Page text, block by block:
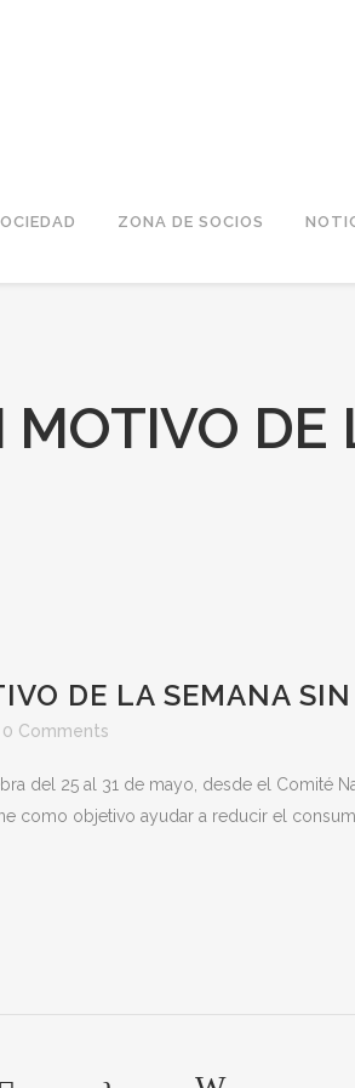
ZONA DE SOCIOS
MOTIVO
DE LA SEMANA
0 Comments
del 25 al 31 de mayo, desde el Comité
como objetivo ayudar a reducir el